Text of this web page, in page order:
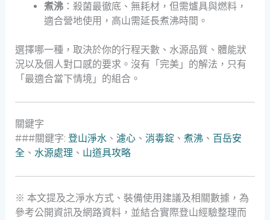
煮沸：殺菌最徹底、無耗材，但需爐具與燃料，
適合營地使用，高山需延長煮沸時間。
選擇哪一種，取決於你的行程天數、水源品質、體能狀
況以及個人對口感的要求。沒有「完美」的解法，只有
「最適合當下情境」的組合。
關鍵字
###關鍵字: 登山淨水、 濾心、 消毒錠 、 煮沸、 百岳安
全 、 水源處理 、 山道具攻略
※ 本文提及之淨水方式、裝備使用建議及相關數據，為
參考公開資訊及網路資料，並結合實際登山經驗整理而